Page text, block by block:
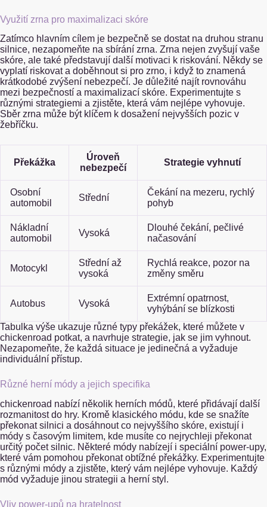
Využití zrna pro maximalizaci skóre
Zatímco hlavním cílem je bezpečně se dostat na druhou stranu
silnice, nezapomeňte na sbírání zrna. Zrna nejen zvyšují vaše
skóre, ale také představují další motivaci k riskování. Někdy se
vyplatí riskovat a doběhnout si pro zrno, i když to znamená
krátkodobé zvýšení nebezpečí. Je důležité najít rovnováhu
mezi bezpečností a maximalizací skóre. Experimentujte s
různými strategiemi a zjistěte, která vám nejlépe vyhovuje.
Sběr zrna může být klíčem k dosažení nejvyšších pozic v
žebříčku.
Překážka
Úroveň
nebezpečí
Strategie vyhnutí
Osobní
automobil
Střední
Čekání na mezeru, rychlý
pohyb
Nákladní
automobil
Vysoká
Dlouhé čekání, pečlivé
načasování
Motocykl
Střední až
vysoká
Rychlá reakce, pozor na
změny směru
Autobus Vysoká
Extrémní opatrnost,
vyhýbání se blízkosti
Tabulka výše ukazuje různé typy překážek, které můžete v
chickenroad potkat, a navrhuje strategie, jak se jim vyhnout.
Nezapomeňte, že každá situace je jedinečná a vyžaduje
individuální přístup.
Různé herní módy a jejich specifika
chickenroad nabízí několik herních módů, které přidávají další
rozmanitost do hry. Kromě klasického módu, kde se snažíte
překonat silnici a dosáhnout co nejvyššího skóre, existují i
módy s časovým limitem, kde musíte co nejrychleji překonat
určitý počet silnic. Některé módy nabízejí i speciální power-upy,
které vám pomohou překonat obtížné překážky. Experimentujte
s různými módy a zjistěte, který vám nejlépe vyhovuje. Každý
mód vyžaduje jinou strategii a herní styl.
Vliv power-upů na hratelnost